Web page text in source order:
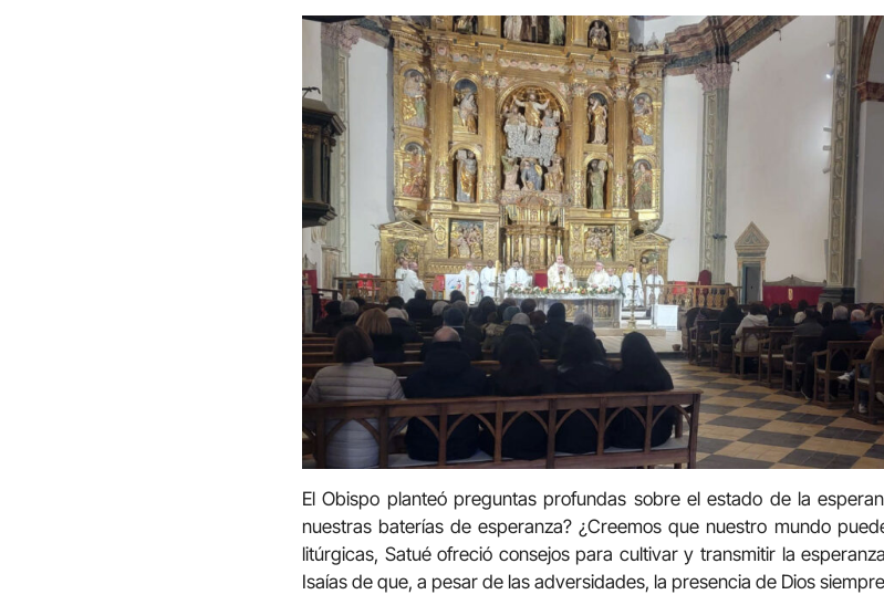
El Obispo planteó preguntas profundas sobre el estado de la
nuestras baterías de esperanza? ¿Creemos que nuestro mundo
litúrgicas, Satué ofreció consejos para cultivar y transmitir la
Isaías de que, a pesar de las adversidades, la presencia de Dios